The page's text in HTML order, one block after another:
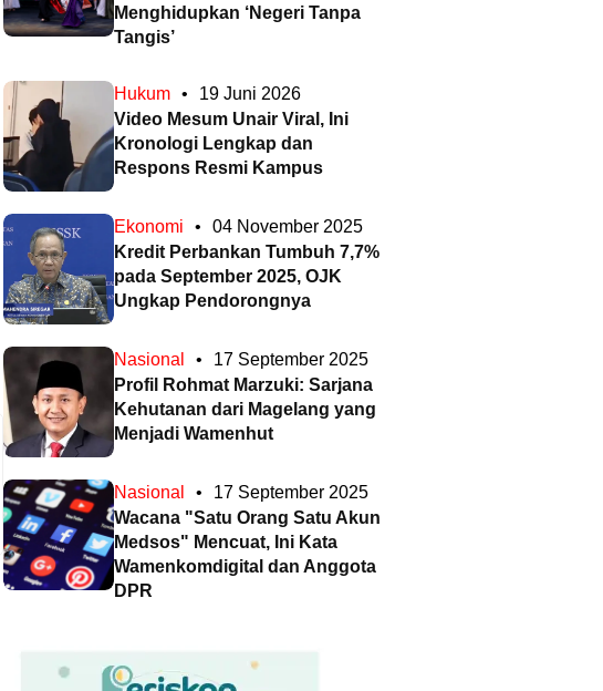
Menghidupkan ‘Negeri Tanpa
Tangis’
Hukum •
19 Juni 2026
Video Mesum Unair Viral, Ini
Kronologi Lengkap dan
Respons Resmi Kampus
Ekonomi •
04 November 2025
Kredit Perbankan Tumbuh 7,7%
pada September 2025, OJK
Ungkap Pendorongnya
Nasional •
17 September 2025
Profil Rohmat Marzuki: Sarjana
Kehutanan dari Magelang yang
Menjadi Wamenhut
Nasional •
17 September 2025
Wacana "Satu Orang Satu Akun
Medsos" Mencuat, Ini Kata
Wamenkomdigital dan Anggota
DPR